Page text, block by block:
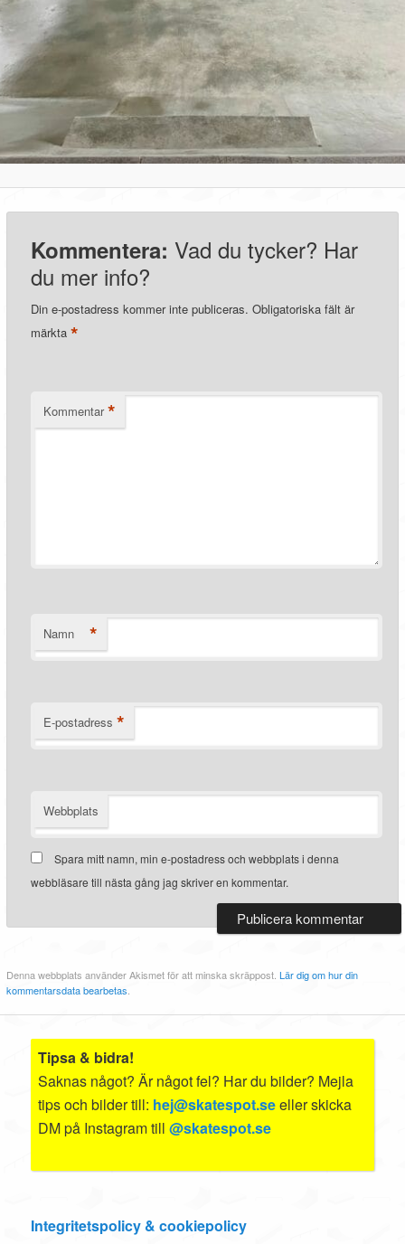
Kommentera: Vad du tycker? Har
du mer info?
Din e-postadress kommer inte publiceras. Obligatoriska fält är
märkta*
Kommentar *
Namn *
E-postadress *
Webbplats
Spara mitt namn, min e-postadress och webbplats i denna
webbläsare till nästa gång jag skriver en kommentar.
Denna webbplats använder Akismet för att minska skräppost.Lär dig om hur din
kommentarsdata bearbetas.
Tipsa & bidra!
Saknas något? Är något fel? Har du bilder? Mejla
tips och bilder till: hej@skatespot.seeller skicka
DM på Instagram till@skatespot.se
Integritetspolicy & cookiepolicy